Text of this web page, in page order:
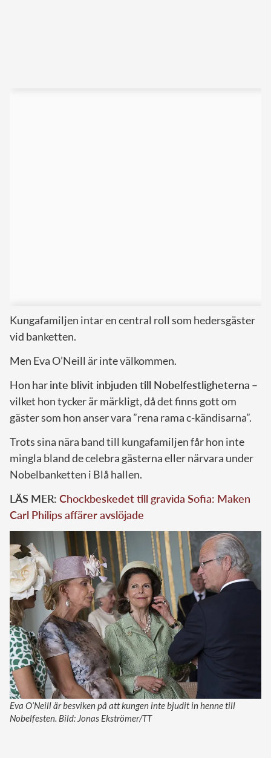
Kungafamiljen intar en central roll som hedersgäster
vid banketten.
Men Eva O’Neill är inte välkommen.
Hon harinte blivit inbjuden till Nobelfestligheterna –
vilket hon tycker är märkligt, då det finns gott om
gäster som hon anser vara ”rena rama c-kändisarna”.
Trots sina nära band till kungafamiljen får hon inte
mingla bland de celebra gästerna eller närvara under
Nobelbanketten i Blå hallen.
LÄS MER: Chockbeskedet till gravida Sofia: Maken
Carl Philips affärer avslöjade
Eva O’Neill är besviken på att kungen inte bjudit in henne till
Nobelfesten. Bild: Jonas Ekströmer/TT